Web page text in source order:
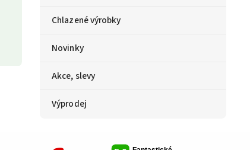
Chlazené výrobky
Novinky
Akce, slevy
Výprodej